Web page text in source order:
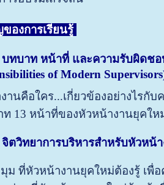
องการเรียนรู้
ทบาท หน้าที่ และความรับผิดชอ
of Modern
านคือใคร...เกี่ยวข้องอย่างไรกับ
ท 13 หน้าที่ของหัวหน้างานยุคใ
ตวิทยาการบริหารสำหรับหัวหน้า
มุม ที่หัวหน้างานยุคใหม่ต้องรู้ เพื่